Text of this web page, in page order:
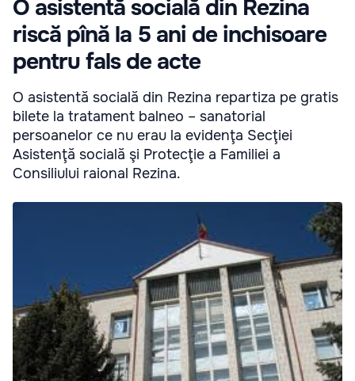
O asistentă socială din Rezina
riscă pînă la 5 ani de inchisoare
pentru fals de acte
O asistentă socială din Rezina repartiza pe gratis
bilete la tratament balneo – sanatorial
persoanelor ce nu erau la evidenţa Secţiei
Asistenţă socială şi Protecţie a Familiei a
Consiliului raional Rezina.